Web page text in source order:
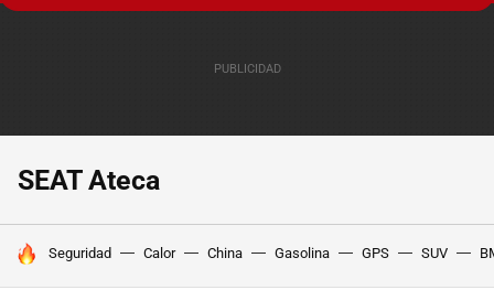
SEAT Ateca
HOY SE HABLA DE
Seguridad Calor China Gasolina GPS SUV